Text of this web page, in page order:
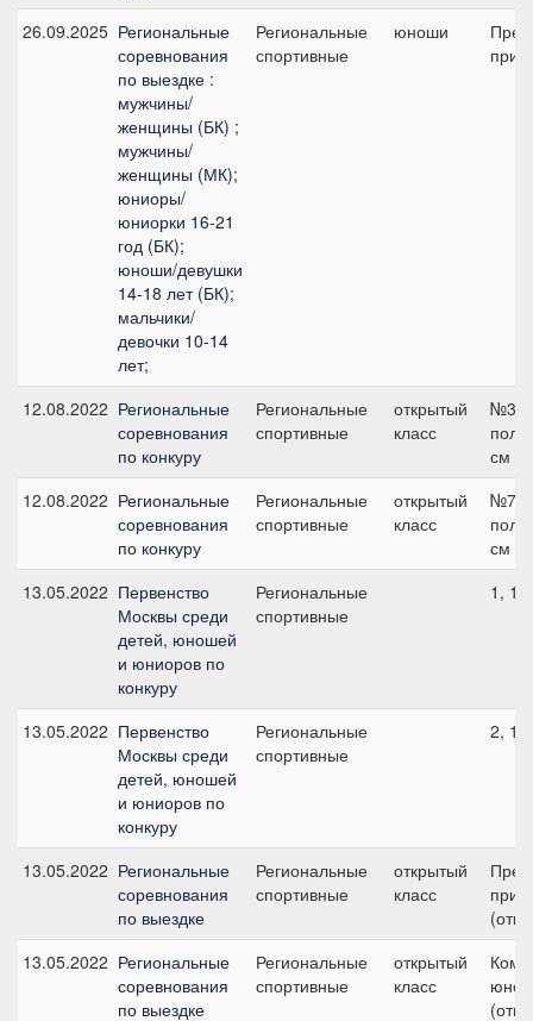
26.09.2025 Региональные
соревнования
по выездке :
мужчины/
женщины (БК) ;
мужчины/
женщины (МК);
юниоры/
юниорки 16-21
год (БК);
юноши/девушки
14-18 лет (БК);
мальчики/
девочки 10-14
лет;
Региональные
спортивные
юноши
12.08.2022 Региональные
соревнования
по конкуру
Региональные
спортивные
открытый
класс
№3
см
12.08.2022 Региональные
соревнования
по конкуру
Региональные
спортивные
открытый
класс
№7
см
13.05.2022 Первенство
Москвы среди
детей, юношей
и юниоров по
конкуру
Региональные
спортивные
1,
13.05.2022 Первенство
Москвы среди
детей, юношей
и юниоров по
конкуру
Региональные
спортивные
2,
13.05.2022 Региональные
соревнования
по выездке
Региональные
спортивные
открытый
класс
13.05.2022 Региональные
соревнования
по выездке
Региональные
спортивные
открытый
класс